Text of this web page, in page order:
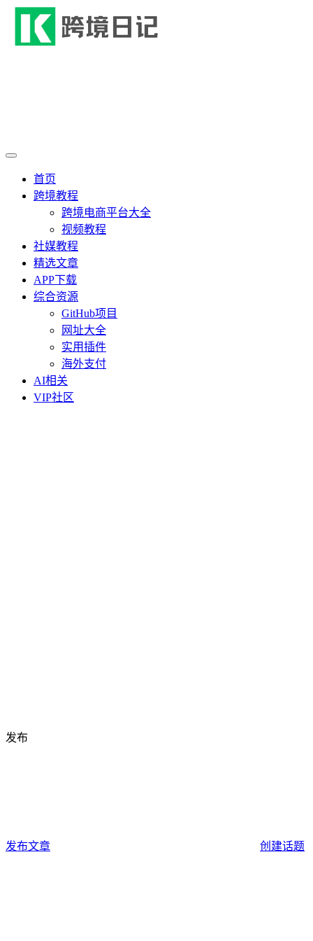
首页
跨境教程
跨境电商平台大全
视频教程
社媒教程
精选文章
APP下载
综合资源
GitHub项目
网址大全
实用插件
海外支付
AI相关
VIP社区
发布
发布文章 创建话题